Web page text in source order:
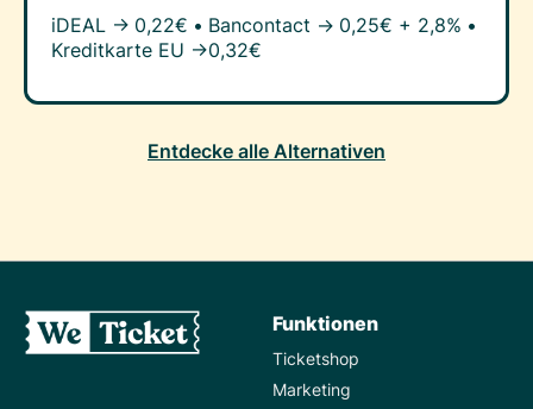
iDEAL → 0,22€ • Bancontact → 0,25€ + 2,8% •
Kreditkarte EU →0,32€
Entdecke alle Alternativen
Funktionen
Ticketshop
Marketing